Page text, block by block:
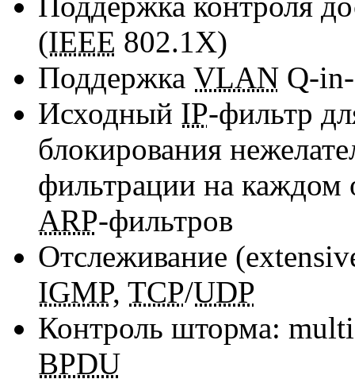
(IEEE 802.1X)
Поддержка VLAN Q-
Исходный IP-фильтр
блокирования
фильтрации на каждом
ARP-фильтров
Отслеживание
IGMP, TCP/UDP
Контроль шторма:
BPDU